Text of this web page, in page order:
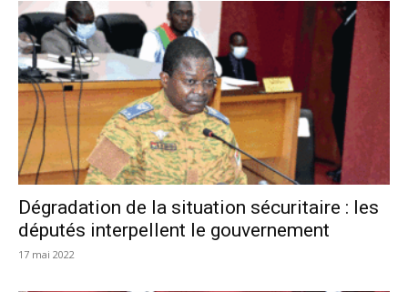
Dégradation de la situation sécuritaire : les
députés interpellent le gouvernement
17 mai 2022